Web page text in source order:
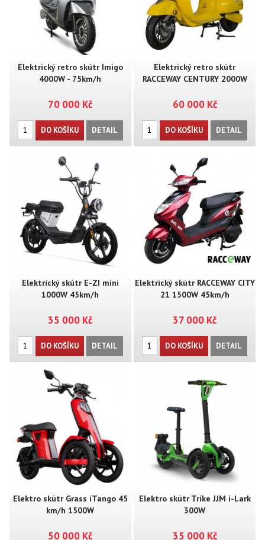
Elektrický retro skútr Imigo
4000W - 75km/h
70 000 Kč
DO KOŠÍKU DETAIL
Elektrický retro skútr
RACCEWAY CENTURY 2000W
60 000 Kč
DO KOŠÍKU DETAIL
Elektrický skútr E-ZI mini
1000W 45km/h
35 000 Kč
DO KOŠÍKU DETAIL
Elektrický skútr RACCEWAY CITY
21 1500W 45km/h
37 000 Kč
DO KOŠÍKU DETAIL
Elektro skútr Grass iTango 45
km/h 1500W
50 000 Kč
Elektro skútr Trike JJM i-Lark
300W
35 000 Kč